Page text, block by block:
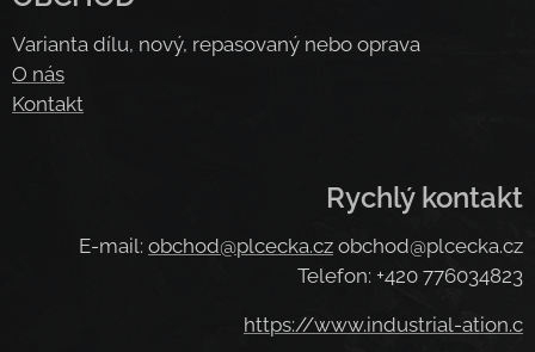
Varianta dílu, nový, repasovaný nebo oprava
O nás
Kontakt
Rychlý kontakt
E-mail: obchod@plcecka.cz obchod@plcecka.cz
Telefon: +420 776034823
https://www.industrial-ation.c